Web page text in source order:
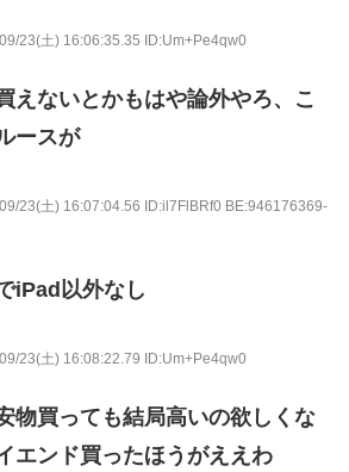
23(土) 16:06:35.35 ID:Um+Pe4qw0
えないとかもはや論外やろ、こ
ースが
23(土) 16:07:04.56 ID:il7FlBRf0 BE:946176369-
iPad以外なし
23(土) 16:08:22.79 ID:Um+Pe4qw0
物買っても結局高いの欲しくな
エンド買ったほうがええわ